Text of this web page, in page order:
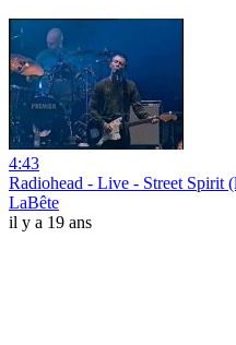
4:43
Radiohead - Live - Street Spirit
LaBête
il y a 19 ans